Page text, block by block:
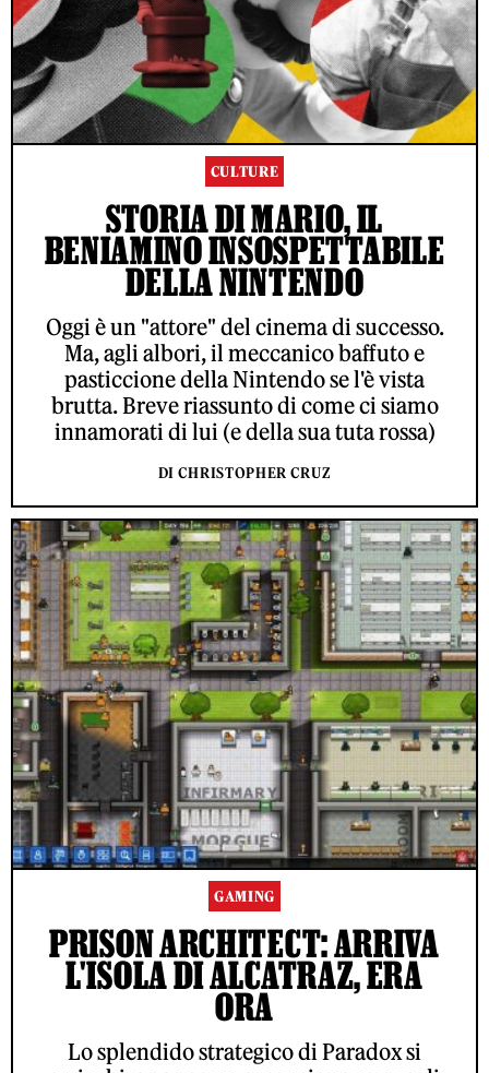
CULTURE
STORIA DI MARIO, IL
BENIAMINO INSOSPETTABILE
DELLA NINTENDO
Oggi è un "attore" del cinema di successo.
Ma, agli albori, il meccanico baffuto e
pasticcione della Nintendo se l'è vista
brutta. Breve riassunto di come ci siamo
innamorati di lui (e della sua tuta rossa)
DI CHRISTOPHER CRUZ
GAMING
PRISON ARCHITECT: ARRIVA
L'ISOLA DI ALCATRAZ, ERA
ORA
Lo splendido strategico di Paradox si